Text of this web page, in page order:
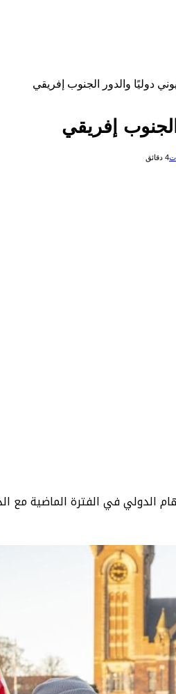
دوليًا والدور الجنوب إفريقي
إفريقي
4 دقائق
في الفترة الماضية مع